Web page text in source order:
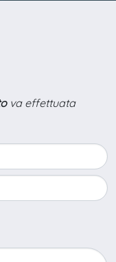
va effettuata